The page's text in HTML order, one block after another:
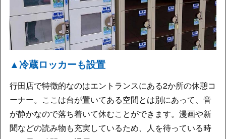
▲冷蔵ロッカーも設置
行田店で特徴的なのはエントランスにある2か所の休憩コ
ーナー。ここは台が置いてある空間とは別にあって、音
が静かなので落ち着いて休むことができます。漫画や新
聞などの読み物も充実しているため、人を待っている時